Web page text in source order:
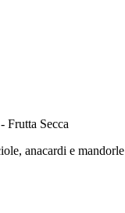
Frutta Secca
anacardi e mandorle